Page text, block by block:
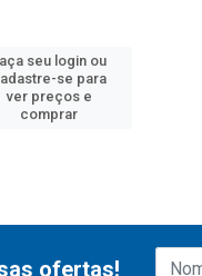
seu login ou
se para
ver preços e
comprar
ofertas!